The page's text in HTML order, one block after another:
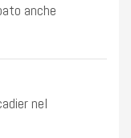
anche
nel